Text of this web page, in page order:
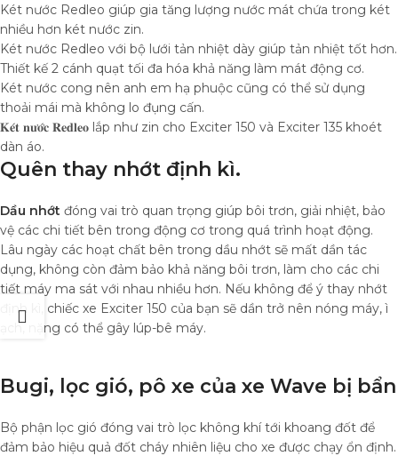
Két nước Redleo giúp gia tăng lượng nước mát chứa trong két
nhiều hơn két nước zin.
Két nước Redleo với bộ lưới tản nhiệt dày giúp tản nhiệt tốt hơn.
Thiết kế 2 cánh quạt tối đa hóa khả năng làm mát động cơ.
Két nước cong nên anh em hạ phuộc cũng có thể sử dụng
thoải mái mà không lo đụng cấn.
𝐊𝐞́𝐭 𝐧𝐮̛𝐨̛́𝐜 𝐑𝐞𝐝𝐥𝐞𝐨 lắp như zin cho Exciter 150 và Exciter 135 khoét
dàn áo.
Quên thay nhớt định kì.
Dầu nhớt đóng vai trò quan trọng giúp bôi trơn, giải nhiệt, bảo
vệ các chi tiết bên trong động cơ trong quá trình hoạt động.
Lâu ngày các hoạt chất bên trong dầu nhớt sẽ mất dần tác
dụng, không còn đảm bảo khả năng bôi trơn, làm cho các chi
tiết máy ma sát với nhau nhiều hơn. Nếu không để ý thay nhớt
định kì, chiếc xe Exciter 150 của bạn sẽ dần trở nên nóng máy, ì
ạch, nặng có thể gây lúp-bê máy.
Bugi, lọc gió, pô xe của xe Wave bị bẩn
Bộ phận lọc gió đóng vai trò lọc không khí tới khoang đốt để
đảm bảo hiệu quả đốt cháy nhiên liệu cho xe được chạy ổn định.